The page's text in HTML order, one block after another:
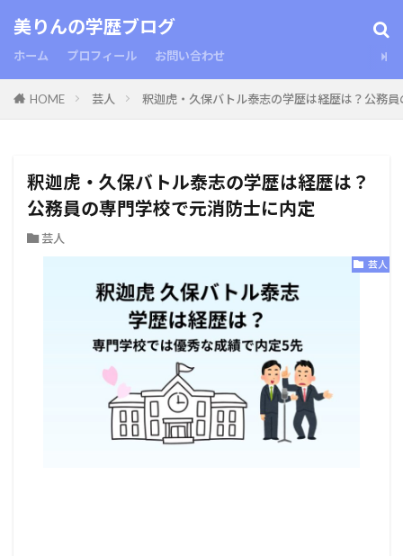
美りんの学歴ブログ
ホーム プロフィール お問い合わせ
HOME 芸人 釈迦虎・久保バトル泰志の学歴は経歴は？公務
釈迦虎・久保バトル泰志の学歴は経歴は？
公務員の専門学校で元消防士に内定
芸人
芸人